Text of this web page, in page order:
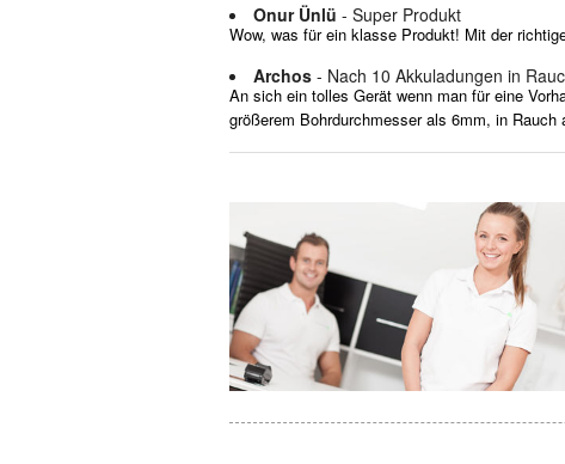
Onur Ünlü - Super Produkt
Wow, was für ein klasse Produkt! Mit der
Archos - Nach 10 Akkuladungen in
An sich ein tolles Gerät wenn man für eine
größerem Bohrdurchmesser als 6mm, in Rauch